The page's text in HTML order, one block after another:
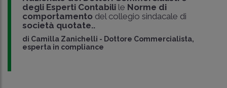
degli Esperti Contabilile Norme di
comportamentodel collegio sindacale di
società quotate..
di Camilla Zanichelli - Dottore Commercialista,
esperta in compliance